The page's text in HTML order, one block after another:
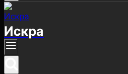
Искра